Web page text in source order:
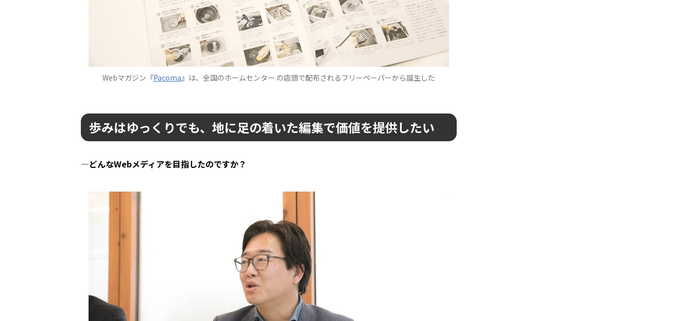
Webマガジン『Pacoma』は、全国のホームセンター の店頭で配布されるフリーペーパーから誕生した
歩みはゆっくりでも、地に足の着いた編集で価値を提供したい
―どんなWebメディアを目指したのですか？